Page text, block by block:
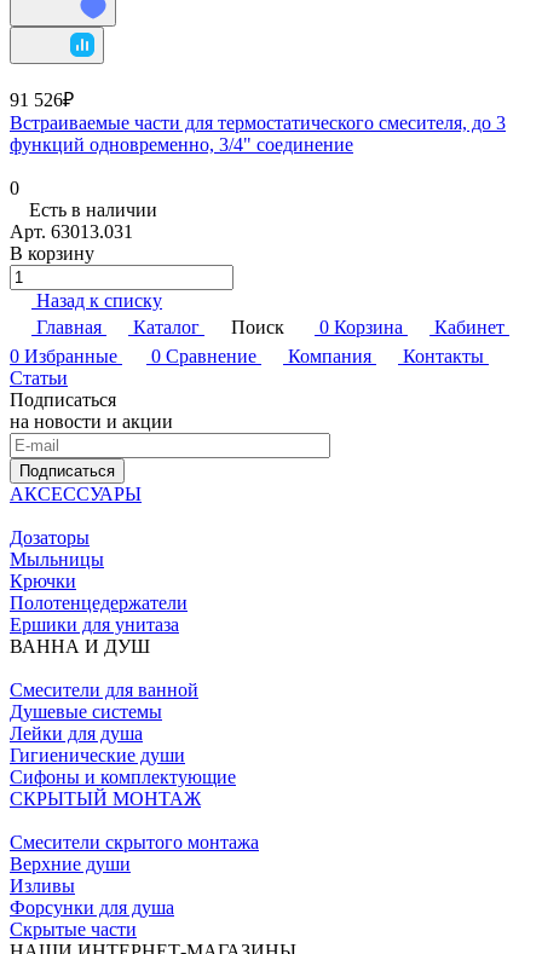
91 526₽
Встраиваемые части для термостатического смесителя, до 3
функций одновременно, 3/4" соединение
0
Есть в наличии
Арт. 63013.031
В корзину
Назад к списку
Главная
Каталог Поиск 0 Корзина
Кабинет
0 Избранные 0 Сравнение Компания
Контакты
Статьи
Подписаться
на новости и акции
Подписаться
АКСЕССУАРЫ
Дозаторы
Мыльницы
Крючки
Полотенцедержатели
Ершики для унитаза
ВАННА И ДУШ
Смесители для ванной
Душевые системы
Лейки для душа
Гигиенические души
Сифоны и комплектующие
СКРЫТЫЙ МОНТАЖ
Смесители скрытого монтажа
Верхние души
Изливы
Форсунки для душа
Скрытые части